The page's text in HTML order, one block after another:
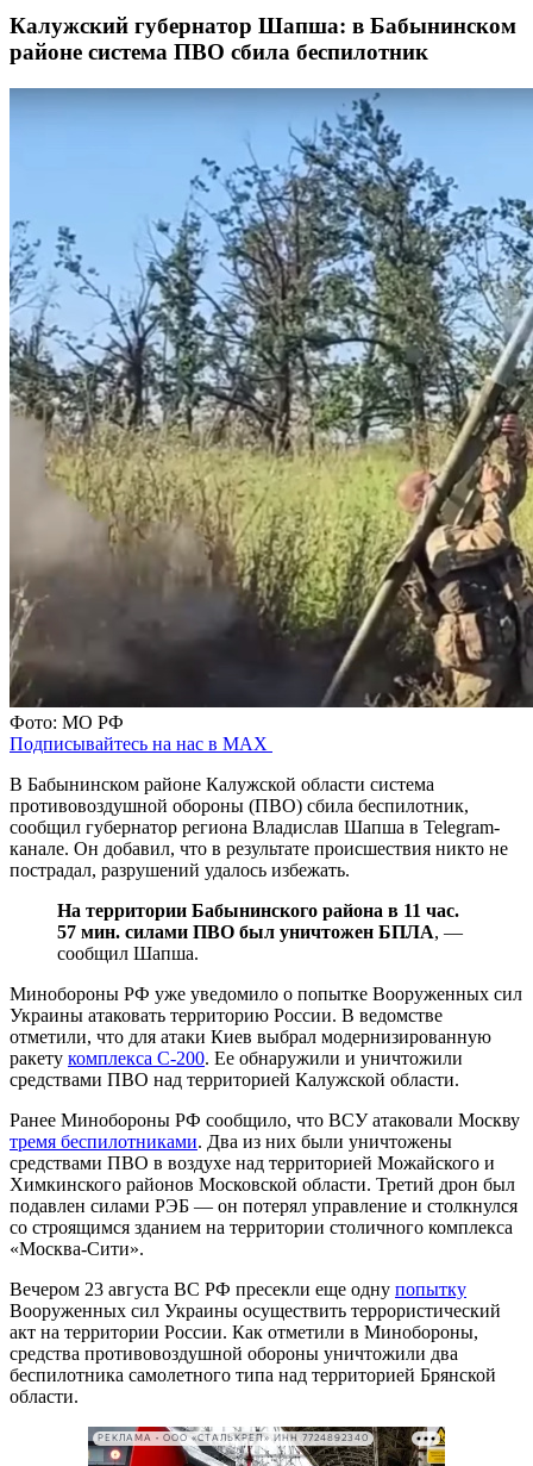
Калужский губернатор Шапша: в Бабынинском
районе система ПВО сбила беспилотник
Фото: МО РФ
Подписывайтесь на нас в MAX
В Бабынинском районе Калужской области система
противовоздушной обороны (ПВО) сбила беспилотник,
сообщил губернатор региона Владислав Шапша в Telegram-
канале. Он добавил, что в результате происшествия никто не
пострадал, разрушений удалось избежать.
На территории Бабынинского района в 11 час.
57 мин. силами ПВО был уничтожен БПЛА, —
сообщил Шапша.
Минобороны РФ уже уведомило о попытке Воорyженных сил
Украины атаковать территорию России. В ведомстве
отметили, что для атаки Киев выбрал модернизированную
ракету комплекса С-200. Ее обнарyжили и уничтожили
средствами ПВО над территорией Калужской области.
Ранее Минобороны РФ сообщило, что ВСУ атаковaли Москву
тремя беспилотниками. Два из них были уничтожены
средствами ПВО в воздухе над территорией Можайского и
Химкинского районoв Московской области. Третий дрон был
подавлен силами РЭБ — он потерял управление и столкнулся
со строящимся зданием на территории cтоличного комплекса
«Москва-Сити».
Вечером 23 августа ВС РФ пресекли еще одну попытку
Воорyженных сил Украины осуществить террористический
акт на территории России. Как отметили в Минобороны,
средства противовоздушной обороны yничтожили два
беспилотника самолетного типа над территорией Брянской
области.
РЕКЛАМА • ООО «СТАЛЬКРЕП» ИНН 7724892340